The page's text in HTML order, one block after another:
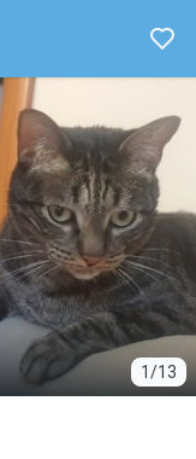
1/13